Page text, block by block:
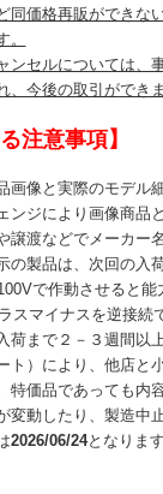
同価格再販ができな
ンセルについては、
、今後の取引ができ
注意事項】
画像と実際のモデル
ンジにより画像商品
譲渡などでメーカー
の製品は、次回の入
で作動させると
スマイナスを逆接
荷まで２－３週間以
ト）により、他店と
特価品であっても内
変動したり、製造中
2026/06/24となりま